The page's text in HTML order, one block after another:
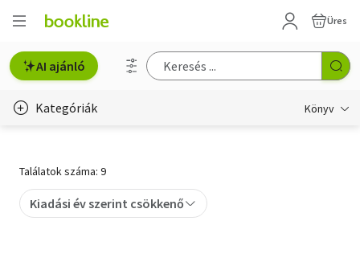
Üres
AI ajánló
Kategóriák Könyv
Gyermek- és ifjúsági
Találatok száma: 9
Kiadási év szerint csökkenő